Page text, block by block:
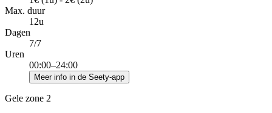
Max. duur
12u
Dagen
7/7
Uren
00:00–24:00
Meer info in de Seety-app
Gele zone 2